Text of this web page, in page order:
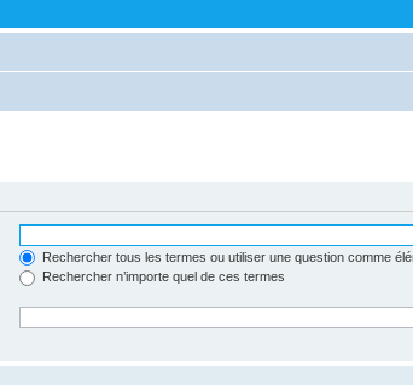
Rechercher tous les termes ou utiliser une question comme
Rechercher n’importe quel de ces termes